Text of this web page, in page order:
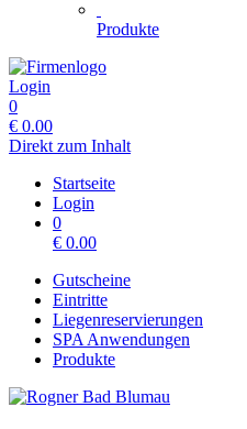
Produkte
Login
0
€ 0.00
Direkt zum Inhalt
Startseite
Login
0
€ 0.00
Gutscheine
Eintritte
Liegenreservierungen
SPA Anwendungen
Produkte